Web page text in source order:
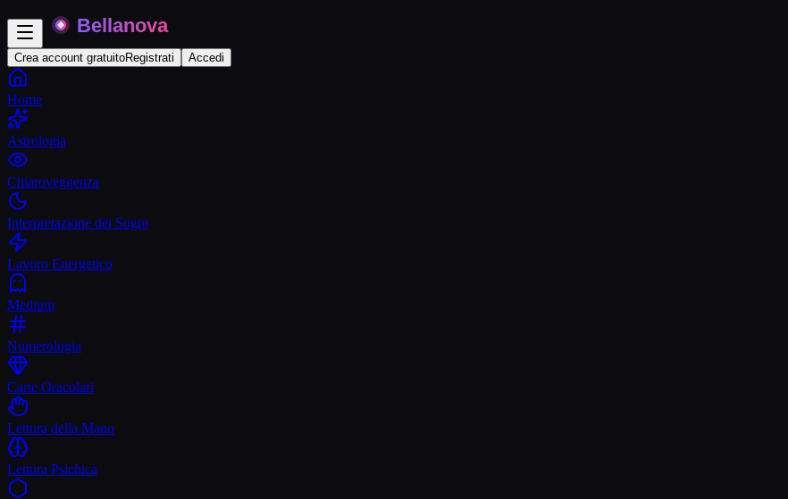
Crea account gratuitoRegistrati Accedi
Home
Astrologia
Chiaroveggenza
Interpretazione dei Sogni
Lavoro Energetico
Medium
Numerologia
Carte Oracolari
Lettura della Mano
Lettura Psichica